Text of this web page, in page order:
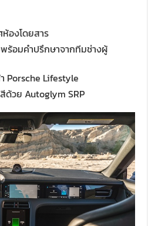
องโดยสาร
ร้อมคำปรึกษาจากทีมช่างผู้
Porsche Lifestyle
ด้วย Autoglym SRP